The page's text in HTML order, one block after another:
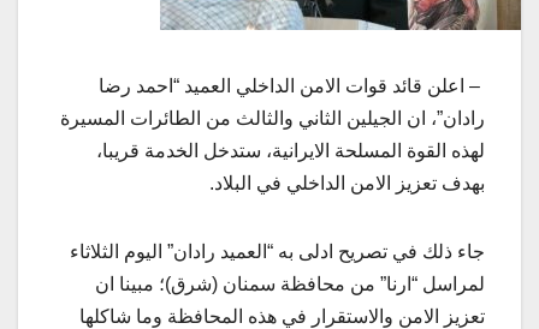
– اعلن قائد قوات الامن الداخلي العميد “احمد رضا
رادان”، ان الجيلين الثاني والثالث من الطائرات المسيرة
لهذه القوة المسلحة الايرانية، ستدخل الخدمة قريبا،
بهدف تعزيز الامن الداخلي في البلاد.
جاء ذلك في تصريح ادلى به “العميد رادان” اليوم الثلاثاء
لمراسل “ارنا” من محافظة سمنان (شرق)؛ مبينا ان
تعزيز الامن والاستقرار في هذه المحافظة وما شاكلها